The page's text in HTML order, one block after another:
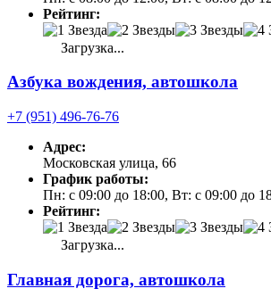
Рейтинг:
Загрузка...
Азбука вождения, автошкола
+7 (951) 496-76-76
Адрес:
Московская улица, 66
График работы:
Пн: с 09:00 до 18:00, Вт: с 09:00 до
Рейтинг:
Загрузка...
Главная дорога, автошкола